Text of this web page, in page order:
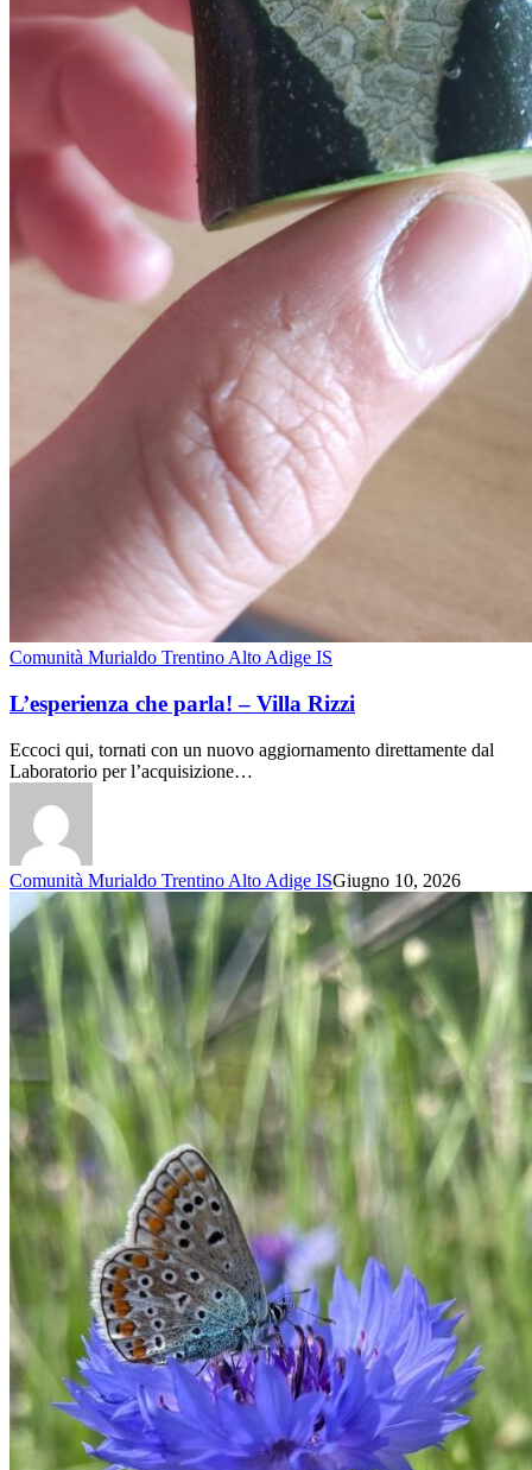
Comunità Murialdo Trentino Alto Adige IS
L’esperienza che parla! – Villa Rizzi
Eccoci qui, tornati con un nuovo aggiornamento direttamente dal
Laboratorio per l’acquisizione…
Comunità Murialdo Trentino Alto Adige ISGiugno 10, 2026